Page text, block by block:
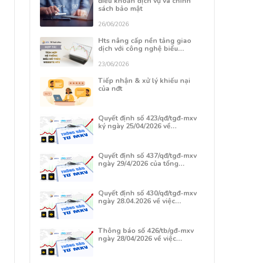
sách bảo mật
26/06/2026
Hts nâng cấp nền tảng giao
dịch với công nghệ biểu…
23/06/2026
Tiếp nhận & xử lý khiếu nại
của nđt
Quyết định số 423/qđ/tgđ-mxv
ký ngày 25/04/2026 về…
Quyết định số 437/qđ/tgđ-mxv
ngày 29/4/2026 của tổng…
Quyết định số 430/qđ/tgđ-mxv
ngày 28.04.2026 về việc…
Thông báo số 426/tb/gđ-mxv
ngày 28/04/2026 về việc…